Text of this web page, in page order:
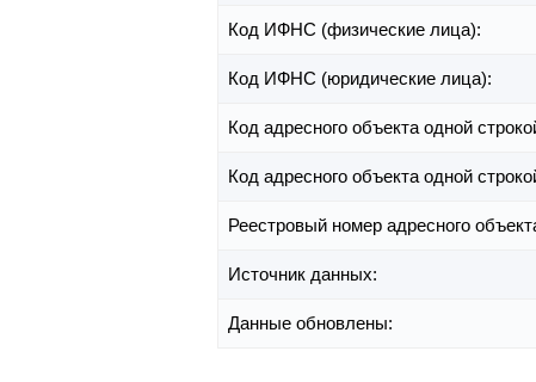
Код ИФНС (физические лица):
Код ИФНС (юридические лица):
Код адресного объекта одной
Код адресного объекта одной
Реестровый номер адресного
Источник данных:
Данные обновлены: